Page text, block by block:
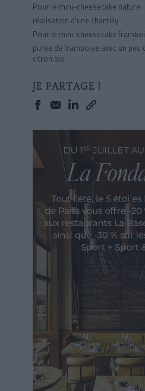
Pour le mini-cheesecake nature :
réalisation d'une chantilly
Pour le mini-cheesecake
purée de framboise avec un peu
citron bio
JE PARTAGE !